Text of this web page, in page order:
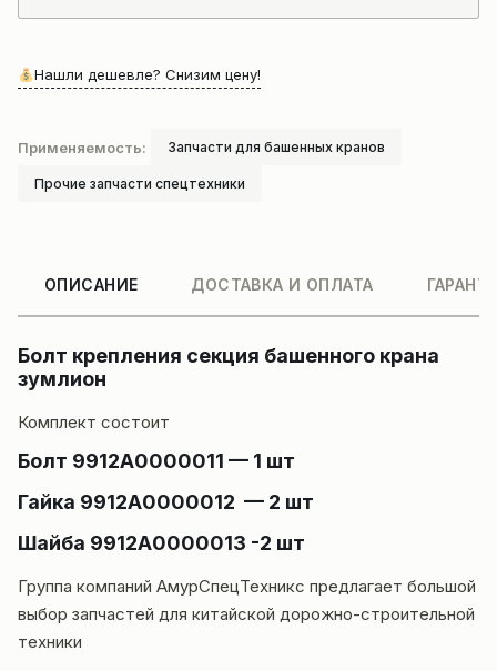
Нашли дешевле? Снизим цену!
Применяемость: Запчасти для башенных кранов
Прочие запчасти спецтехники
ОПИСАНИЕ ДОСТАВКА И ОПЛАТА
Болт крепления секция башенного крана
зумлион
Комплект состоит
Болт 9912А0000011 — 1 шт
Гайка 9912А0000012 — 2 шт
Шайба 9912А0000013 -2 шт
Группа компаний АмурСпецТехникс предлагает большой
выбор запчастей для китайской дорожно-строительной
техники